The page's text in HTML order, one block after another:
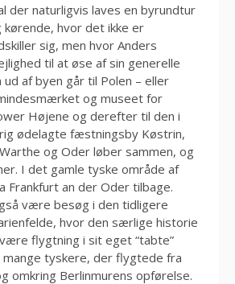
der naturligvis laves en byrundtur
kørende, hvor det ikke er
sig, men hvor Anders
til at øse af sin generelle
af byen går til Polen – eller
og museet for
Højene og derefter til den i
ødelagte fæstningsby Køstrin,
og Oder løber sammen, og
I det gamle tyske område af
Frankfurt an der Oder tilbage.
være besøg i den tidligere
hvor den særlige historie
flygtning i sit eget “tabte”
mange tyskere, der flygtede fra
omkring Berlinmurens opførelse.